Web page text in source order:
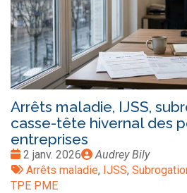
Arrêts maladie, IJSS,
casse-tête hivernal des
entreprises
Date
:
2 janv. 2026
Publié
par
Audrey Bily
Tags
:
Arrêts maladie, IJSS,
TPE PME